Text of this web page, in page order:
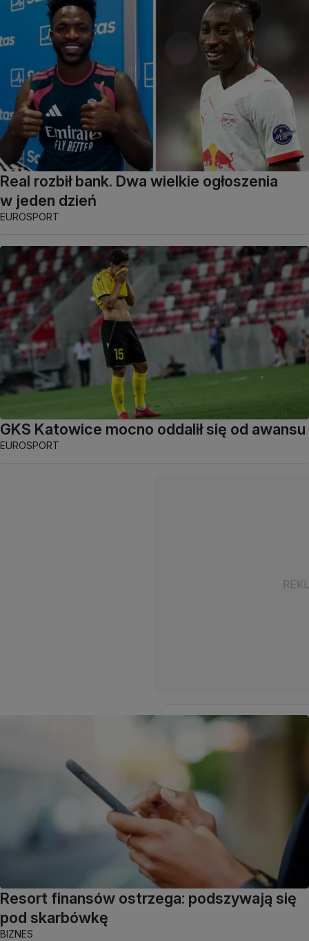
Real rozbił bank. Dwa wielkie ogłoszenia
w jeden dzień
EUROSPORT
GKS Katowice mocno oddalił się od awansu
EUROSPORT
Resort finansów ostrzega: podszywają się
pod skarbówkę
BIZNES